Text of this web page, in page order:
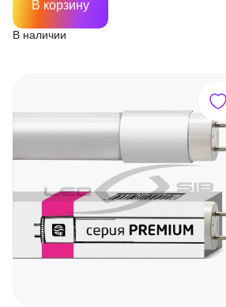
В наличии
В корзину